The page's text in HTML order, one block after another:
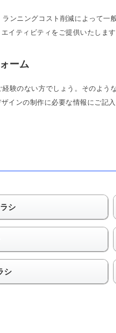
ンニングコスト削減によって
イティビティをご提供いたします
ーム
験のない方でしょう。そのよう
インの制作に必要な情報にご記入
シ
シ